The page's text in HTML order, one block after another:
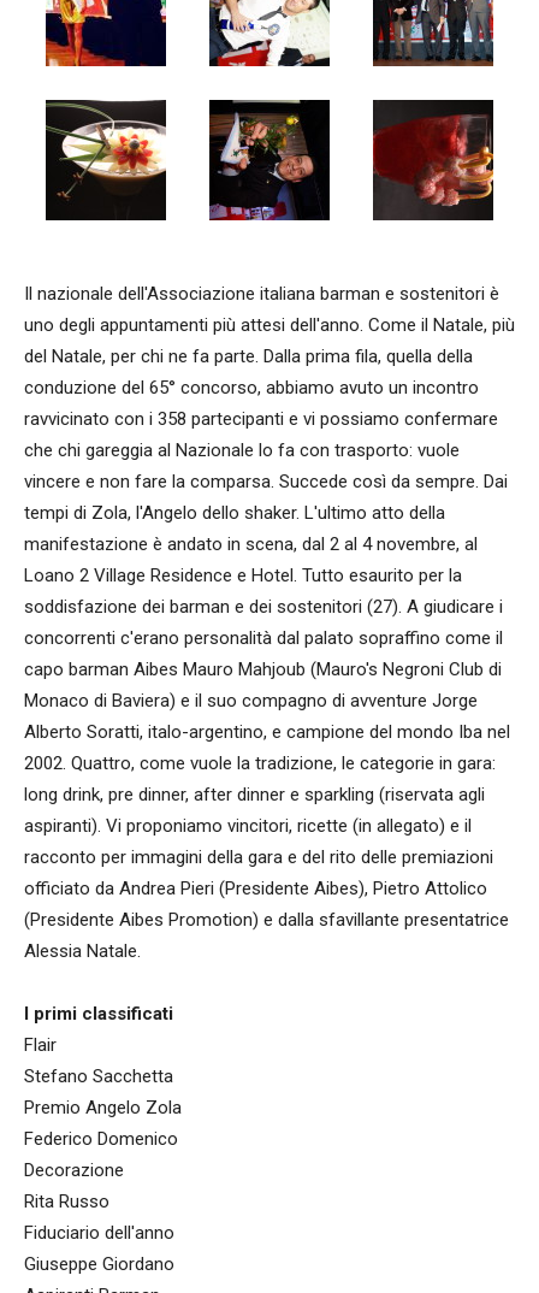
Il nazionale dell'Associazione italiana barman e sostenitori è
uno degli appuntamenti più attesi dell'anno. Come il Natale, più
del Natale, per chi ne fa parte. Dalla prima fila, quella della
conduzione del 65° concorso, abbiamo avuto un incontro
ravvicinato con i 358 partecipanti e vi possiamo confermare
che chi gareggia al Nazionale lo fa con trasporto: vuole
vincere e non fare la comparsa. Succede così da sempre. Dai
tempi di Zola, l'Angelo dello shaker. L'ultimo atto della
manifestazione è andato in scena, dal 2 al 4 novembre, al
Loano 2 Village Residence e Hotel. Tutto esaurito per la
soddisfazione dei barman e dei sostenitori (27). A giudicare i
concorrenti c'erano personalità dal palato sopraffino come il
capo barman Aibes Mauro Mahjoub (Mauro's Negroni Club di
Monaco di Baviera) e il suo compagno di avventure Jorge
Alberto Soratti, italo-argentino, e campione del mondo Iba nel
2002. Quattro, come vuole la tradizione, le categorie in gara:
long drink, pre dinner, after dinner e sparkling (riservata agli
aspiranti). Vi proponiamo vincitori, ricette (in allegato) e il
racconto per immagini della gara e del rito delle premiazioni
officiato da Andrea Pieri (Presidente Aibes), Pietro Attolico
(Presidente Aibes Promotion) e dalla sfavillante presentatrice
Alessia Natale.
I primi classificati
Flair
Stefano Sacchetta
Premio Angelo Zola
Federico Domenico
Decorazione
Rita Russo
Fiduciario dell'anno
Giuseppe Giordano